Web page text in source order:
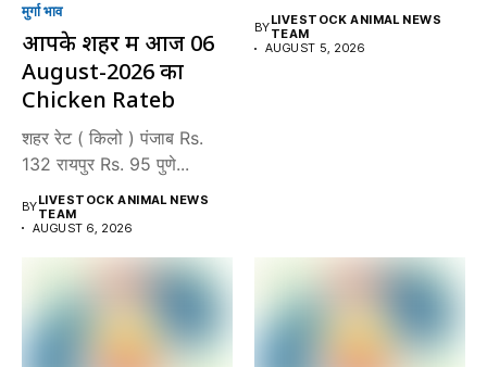
मुर्गा भाव
आपके शहर में आज 06
August-2026 का
Chicken Rateb
शहर रेट ( किलो ) पंजाब Rs.
132 रायपुर Rs. 95 पुणे...
BYLIVESTOCK ANIMAL NEWS
TEAM
AUGUST 6, 2026
BYLIVESTOCK ANIMAL NEWS
TEAM
AUGUST 5, 2026